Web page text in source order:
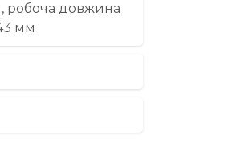
робоча довжина
мм